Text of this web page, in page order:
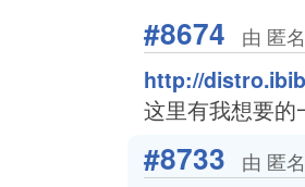
#8674 由 匿
http://
这里有我想要的
#8733 由 匿